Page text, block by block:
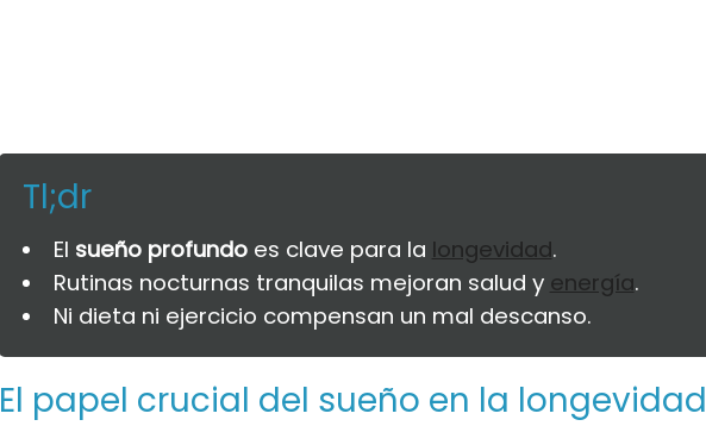
Tl;dr
El sueño profundoes clave para la longevidad.
Rutinas nocturnas tranquilas mejoran salud y energía.
Ni dieta ni ejercicio compensan un mal descanso.
El papel crucial del sueño en la longevidad